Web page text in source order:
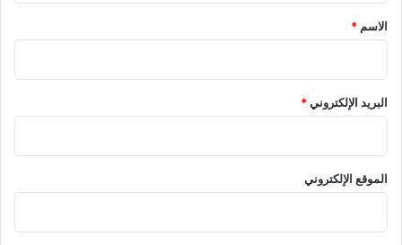
*
الاسم *
البريد الإلكتروني*
الموقع الإلكتروني